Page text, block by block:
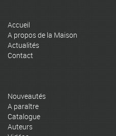
Accueil
A propos de la Maison
Actualités
Contact
Nouveautés
A paraître
Catalogue
Auteurs